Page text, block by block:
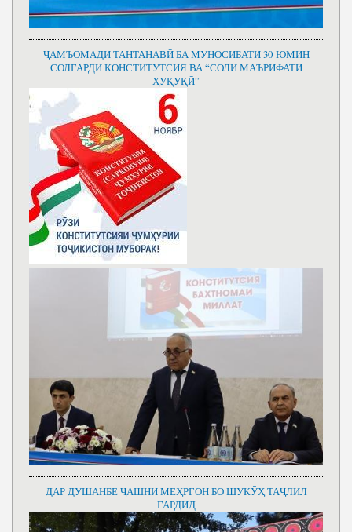
ҶАМЪОМАДИ ТАНТАНАВӢ БА МУНОСИБАТИ 30-ЮМИН
СОЛГАРДИ КОНСТИТУТСИЯ ВА “СОЛИ МАЪРИФАТИ
ҲУҚУҚӢ”
ДАР ДУШАНБЕ ҶАШНИ МЕҲРГОН БО ШУКӮҲ ТАҶЛИЛ
ГАРДИД